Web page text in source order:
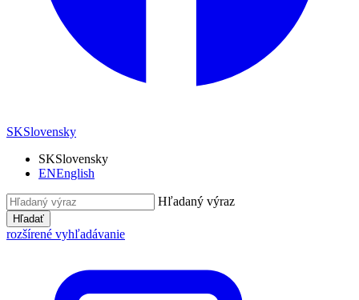
SKSlovensky
SKSlovensky
ENEnglish
Hľadaný výraz
Hľadať
rozšírené vyhľadávanie